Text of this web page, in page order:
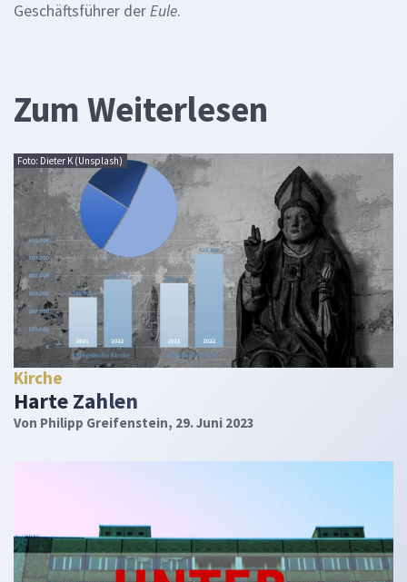
Geschäftsführer derEule.
Zum Weiterlesen
Foto: Dieter K (Unsplash)
Kirche
Harte Zahlen
Von Philipp Greifenstein, 29. Juni 2023